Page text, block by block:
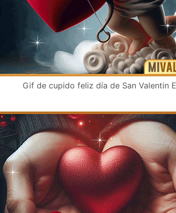
Gif de cupido feliz día de San Valentin